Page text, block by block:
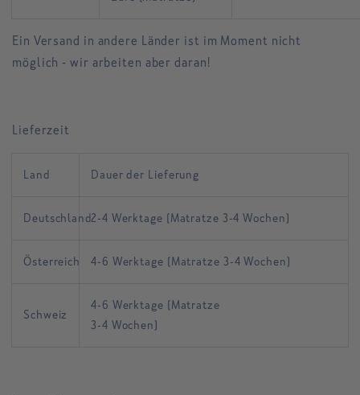
Ein Versand in andere Länder ist im Moment nicht
möglich - wir arbeiten aber daran!
Lieferzeit
Land Dauer der Lieferung
Deutschland2-4 Werktage (Matratze 3-4 Wochen)
Österreich 4-6 Werktage (Matratze 3-4 Wochen)
Schweiz
4-6 Werktage (Matratze
3-4 Wochen)